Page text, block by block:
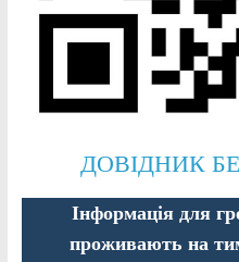
ДОВІДНИК
Інформація для
проживають на